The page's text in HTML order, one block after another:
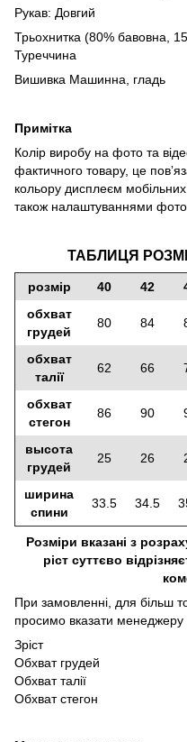
Рукав: Довгий
Трьохнитка (80% бавовна,
Туреччина
Вишивка Машинна, гладь
Примітка
Колір виробу на фото та
фактичного товару, це
кольору дисплеєм
також налаштуваннями
ТАБЛИЦЯ
розмір 40 42
обхват
грудей
80 84
обхват
талії
62 66
обхват
стегон
86 90
высота
грудей
25 26
ширина
спини
33.5 34.5
Розміри вказані з
ріст суттєво
При замовленні, для більш
просимо вказати менеджеру
Зріст
Обхват грудей
Обхват талії
Обхват стегон